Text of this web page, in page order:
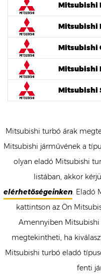
Mitsubishi
Mitsubishi
Mitsubishi
Mitsubishi
Mitsubishi
Mitsubishi turbó árak
Mitsubishi járművének a
olyan eladó Mitsubishi
listában, akkor
elérhetőségeinken. Eladó
kattintson az Ön
Amennyiben
megtekintheti, ha
Mitsubishi turbó eladó
fenti